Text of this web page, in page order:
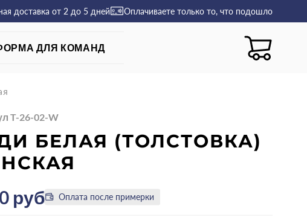
доставка от 2 до 5 дней Оплачиваете только то, что подошло
ДЛЯ КОМАНД
T-26-02-W
БЕЛАЯ (ТОЛСТОВКА)
руб Оплата после примерки